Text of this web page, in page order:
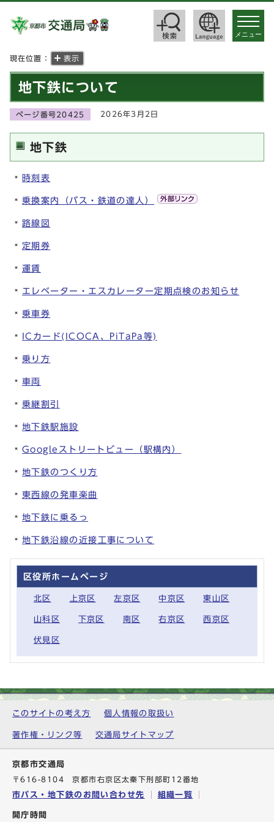
toggle
メニュー
現在位置： 表示
地下鉄について
ページ番号20425 2026年3月2日
地下鉄
時刻表
乗換案内（バス・鉄道の達人）
路線図
定期券
運賃
エレベーター・エスカレーター定期点検のお知らせ
乗車券
ICカード(ICOCA、PiTaPa等)
乗り方
車両
乗継割引
地下鉄駅施設
Googleストリートビュー（駅構内）
地下鉄のつくり方
東西線の発車楽曲
地下鉄に乗るっ
地下鉄沿線の近接工事について
区役所ホームページ
北区 上京区 左京区 中京区 東山区
山科区 下京区 南区 右京区 西京区
伏見区
このサイトの考え方 個人情報の取扱い
著作権・リンク等 交通局サイトマップ
京都市交通局
〒616-8104 京都市右京区太秦下刑部町12番地
市バス・地下鉄のお問い合わせ先 組織一覧
開庁時間